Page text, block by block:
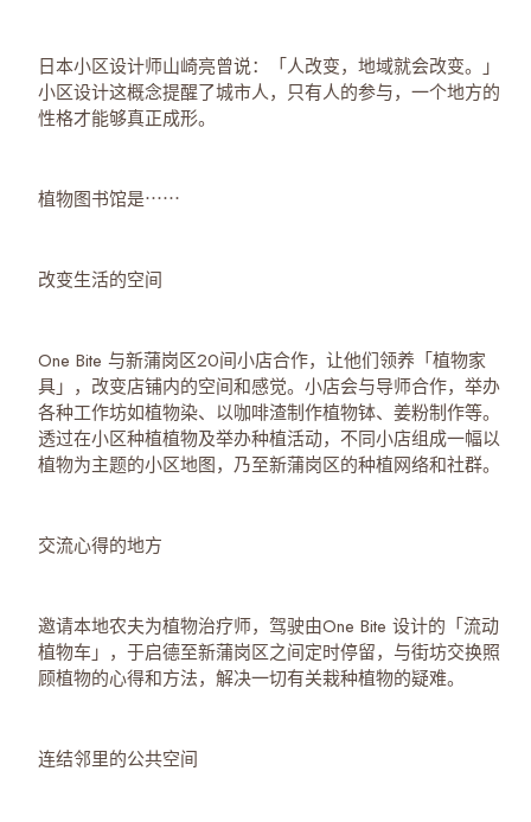
日本小区设计师山崎亮曾说：「人改变，地域就会改变。」
小区设计这概念提醒了城市人，只有人的参与，一个地方的
性格才能够真正成形。
植物图书馆是⋯⋯
改变生活的空间
One Bite 与新蒲岗区20间小店合作，让他们领养「植物家
具」，改变店铺内的空间和感觉。小店会与导师合作，举办
各种工作坊如植物染、以咖啡渣制作植物钵、姜粉制作等。
透过在小区种植植物及举办种植活动，不同小店组成一幅以
植物为主题的小区地图，乃至新蒲岗区的种植网络和社群。
交流心得的地方
邀请本地农夫为植物治疗师，驾驶由One Bite 设计的「流动
植物车」，于启德至新蒲岗区之间定时停留，与街坊交换照
顾植物的心得和方法，解决一切有关栽种植物的疑难。
连结邻里的公共空间